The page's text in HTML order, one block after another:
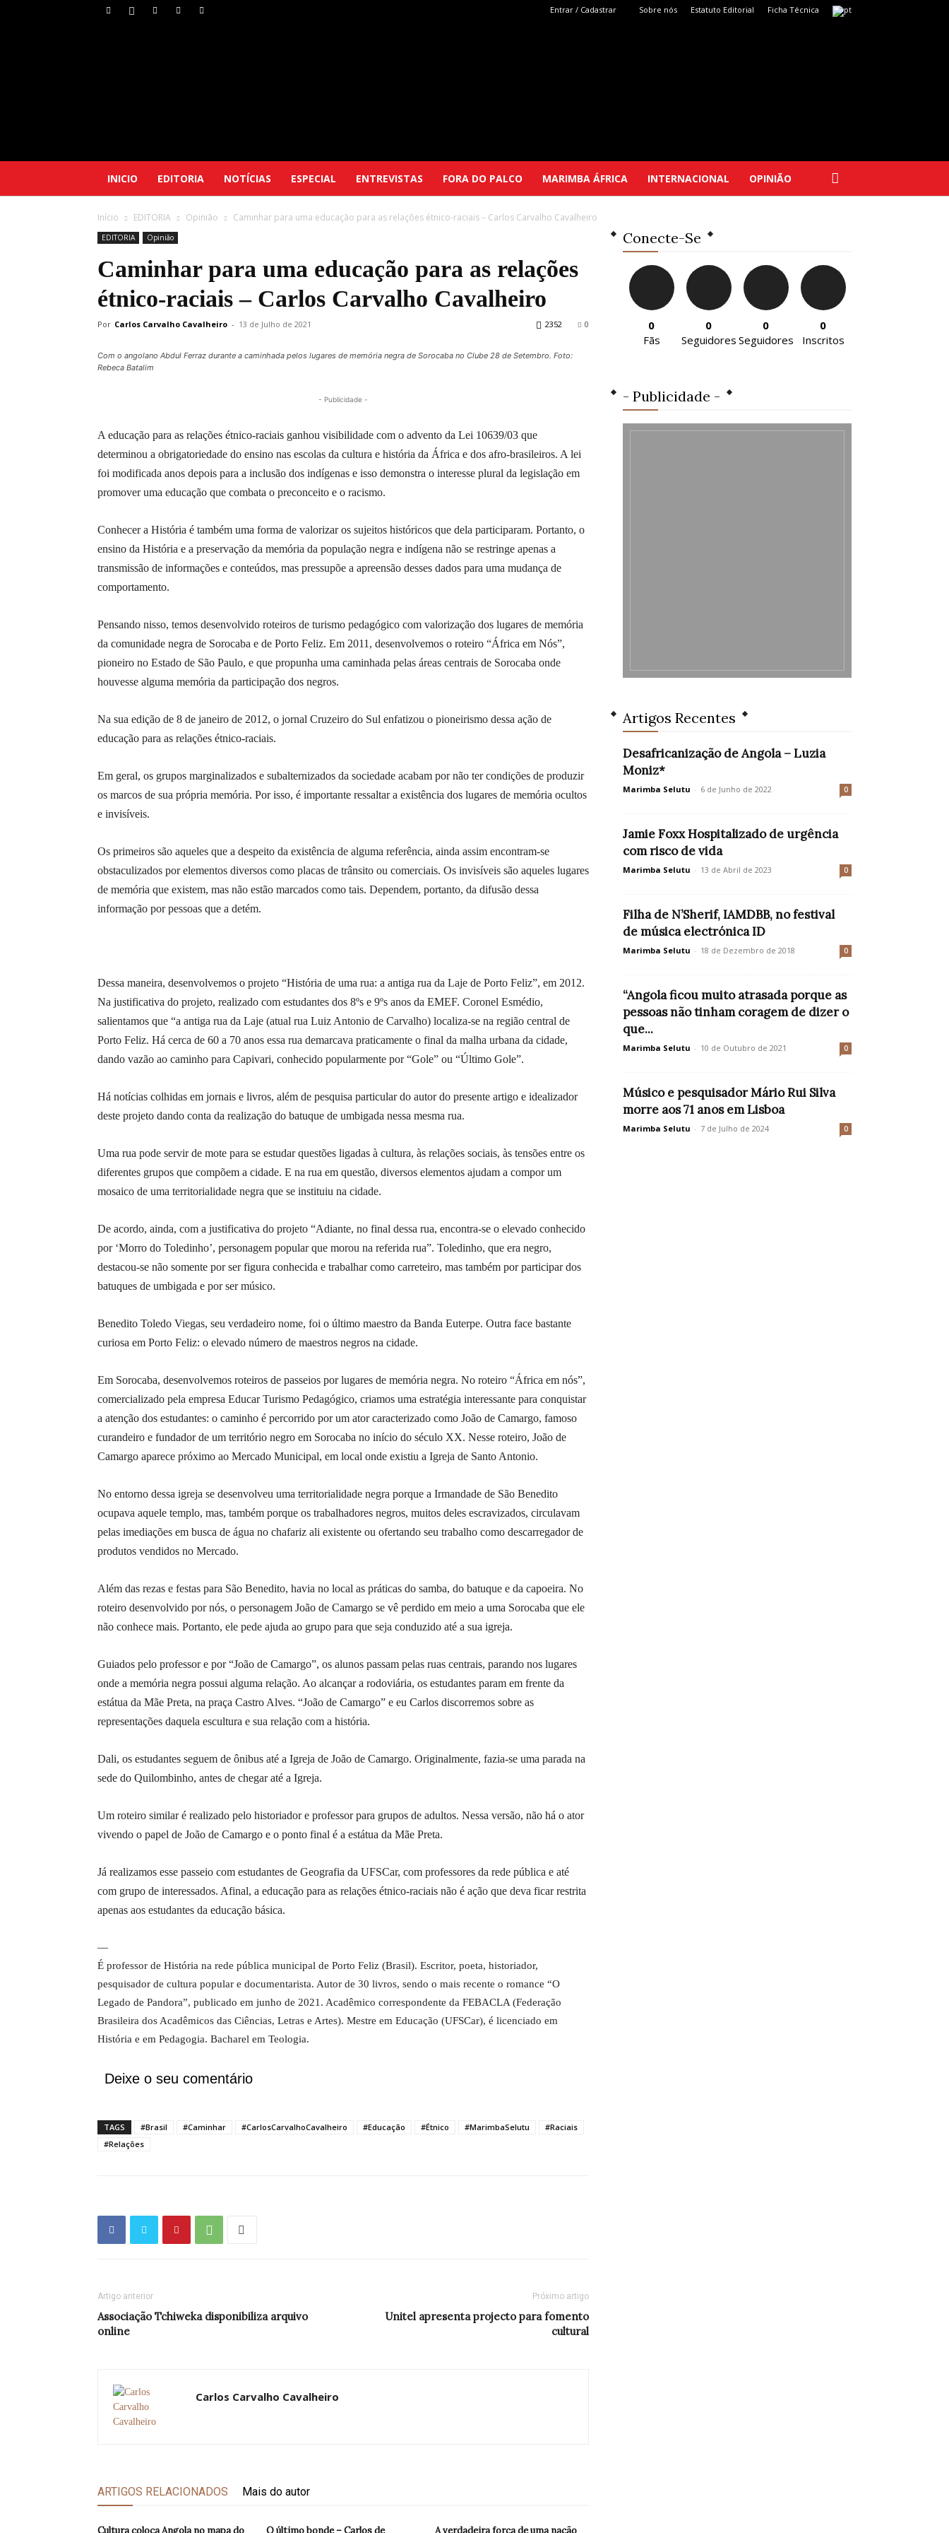
Entrar / Cadastrar Sobre nós Estatuto Editorial Ficha Técnica
INICIO EDITORIA NOTÍCIAS ESPECIAL ENTREVISTAS FORA DO PALCO MARIMBA ÁFRICA INTERNACIONAL OPINIÃO
Início EDITORIA Opinião Caminhar para uma educação para as relações étnico-raciais – Carlos Carvalho Cavalheiro
EDITORIA Opinião
Caminhar para uma educação para as relações
étnico-raciais – Carlos Carvalho Cavalheiro
Por Carlos Carvalho Cavalheiro - 13 de Julho de 2021 0
2352
Com o angolano Abdul Ferraz durante a caminhada pelos lugares de memória negra de Sorocaba no Clube 28 de Setembro. Foto:
Rebeca Batalim
- Publicidade -
A educação para as relações étnico-raciais ganhou visibilidade com o advento da Lei 10639/03 que
determinou a obrigatoriedade do ensino nas escolas da cultura e história da África e dos afro-brasileiros. A lei
foi modificada anos depois para a inclusão dos indígenas e isso demonstra o interesse plural da legislação em
promover uma educação que combata o preconceito e o racismo.
Conhecer a História é também uma forma de valorizar os sujeitos históricos que dela participaram. Portanto, o
ensino da História e a preservação da memória da população negra e indígena não se restringe apenas a
transmissão de informações e conteúdos, mas pressupõe a apreensão desses dados para uma mudança de
comportamento.
Pensando nisso, temos desenvolvido roteiros de turismo pedagógico com valorização dos lugares de memória
da comunidade negra de Sorocaba e de Porto Feliz. Em 2011, desenvolvemos o roteiro “África em Nós”,
pioneiro no Estado de São Paulo, e que propunha uma caminhada pelas áreas centrais de Sorocaba onde
houvesse alguma memória da participação dos negros.
Na sua edição de 8 de janeiro de 2012, o jornal Cruzeiro do Sul enfatizou o pioneirismo dessa ação de
educação para as relações étnico-raciais.
Em geral, os grupos marginalizados e subalternizados da sociedade acabam por não ter condições de produzir
os marcos de sua própria memória. Por isso, é importante ressaltar a existência dos lugares de memória ocultos
e invisíveis.
Os primeiros são aqueles que a despeito da existência de alguma referência, ainda assim encontram-se
obstaculizados por elementos diversos como placas de trânsito ou comerciais. Os invisíveis são aqueles lugares
de memória que existem, mas não estão marcados como tais. Dependem, portanto, da difusão dessa
informação por pessoas que a detém.
Dessa maneira, desenvolvemos o projeto “História de uma rua: a antiga rua da Laje de Porto Feliz”, em 2012.
Na justificativa do projeto, realizado com estudantes dos 8ºs e 9ºs anos da EMEF. Coronel Esmédio,
salientamos que “a antiga rua da Laje (atual rua Luiz Antonio de Carvalho) localiza-se na região central de
Porto Feliz. Há cerca de 60 a 70 anos essa rua demarcava praticamente o final da malha urbana da cidade,
dando vazão ao caminho para Capivari, conhecido popularmente por “Gole” ou “Último Gole”.
Há notícias colhidas em jornais e livros, além de pesquisa particular do autor do presente artigo e idealizador
deste projeto dando conta da realização do batuque de umbigada nessa mesma rua.
Uma rua pode servir de mote para se estudar questões ligadas à cultura, às relações sociais, às tensões entre os
diferentes grupos que compõem a cidade. E na rua em questão, diversos elementos ajudam a compor um
mosaico de uma territorialidade negra que se instituiu na cidade.
De acordo, ainda, com a justificativa do projeto “Adiante, no final dessa rua, encontra-se o elevado conhecido
por ‘Morro do Toledinho’, personagem popular que morou na referida rua”. Toledinho, que era negro,
destacou-se não somente por ser figura conhecida e trabalhar como carreteiro, mas também por participar dos
batuques de umbigada e por ser músico.
Benedito Toledo Viegas, seu verdadeiro nome, foi o último maestro da Banda Euterpe. Outra face bastante
curiosa em Porto Feliz: o elevado número de maestros negros na cidade.
Em Sorocaba, desenvolvemos roteiros de passeios por lugares de memória negra. No roteiro “África em nós”,
comercializado pela empresa Educar Turismo Pedagógico, criamos uma estratégia interessante para conquistar
a atenção dos estudantes: o caminho é percorrido por um ator caracterizado como João de Camargo, famoso
curandeiro e fundador de um território negro em Sorocaba no início do século XX. Nesse roteiro, João de
Camargo aparece próximo ao Mercado Municipal, em local onde existiu a Igreja de Santo Antonio.
No entorno dessa igreja se desenvolveu uma territorialidade negra porque a Irmandade de São Benedito
ocupava aquele templo, mas, também porque os trabalhadores negros, muitos deles escravizados, circulavam
pelas imediações em busca de água no chafariz ali existente ou ofertando seu trabalho como descarregador de
produtos vendidos no Mercado.
Além das rezas e festas para São Benedito, havia no local as práticas do samba, do batuque e da capoeira. No
roteiro desenvolvido por nós, o personagem João de Camargo se vê perdido em meio a uma Sorocaba que ele
não conhece mais. Portanto, ele pede ajuda ao grupo para que seja conduzido até a sua igreja.
Guiados pelo professor e por “João de Camargo”, os alunos passam pelas ruas centrais, parando nos lugares
onde a memória negra possui alguma relação. Ao alcançar a rodoviária, os estudantes param em frente da
estátua da Mãe Preta, na praça Castro Alves. “João de Camargo” e eu Carlos discorremos sobre as
representações daquela escultura e sua relação com a história.
Dali, os estudantes seguem de ônibus até a Igreja de João de Camargo. Originalmente, fazia-se uma parada na
sede do Quilombinho, antes de chegar até a Igreja.
Um roteiro similar é realizado pelo historiador e professor para grupos de adultos. Nessa versão, não há o ator
vivendo o papel de João de Camargo e o ponto final é a estátua da Mãe Preta.
Já realizamos esse passeio com estudantes de Geografia da UFSCar, com professores da rede pública e até
com grupo de interessados. Afinal, a educação para as relações étnico-raciais não é ação que deva ficar restrita
apenas aos estudantes da educação básica.
—
É professor de História na rede pública municipal de Porto Feliz (Brasil). Escritor, poeta, historiador,
pesquisador de cultura popular e documentarista. Autor de 30 livros, sendo o mais recente o romance “O
Legado de Pandora”, publicado em junho de 2021. Acadêmico correspondente da FEBACLA (Federação
Brasileira dos Acadêmicos das Ciências, Letras e Artes). Mestre em Educação (UFSCar), é licenciado em
História e em Pedagogia. Bacharel em Teologia.
Deixe o seu comentário
TAGS #Brasil #Caminhar #CarlosCarvalhoCavalheiro #Educação #Étnico #MarimbaSelutu
#Raciais
#Relações
Artigo anterior
Associação Tchiweka disponibiliza arquivo
online
Próximo artigo
Unitel apresenta projecto para fomento
cultural
Carlos Carvalho Cavalheiro
ARTIGOS RELACIONADOS Mais do autor
Cultura coloca Angola no mapa do O último bonde – Carlos de A verdadeira força de uma nação
Conecte-Se
0
Fãs
0
Seguidores
0
Seguidores
0
Inscritos
- Publicidade -
Artigos Recentes
Desafricanização de Angola – Luzia
Moniz*
Marimba Selutu - 6 de Junho de 2022 0
Jamie Foxx Hospitalizado de urgência
com risco de vida
Marimba Selutu - 13 de Abril de 2023 0
Filha de N’Sherif, IAMDBB, no festival
de música electrónica ID
Marimba Selutu - 18 de Dezembro de 2018 0
“Angola ficou muito atrasada porque as
pessoas não tinham coragem de dizer o
que...
Marimba Selutu - 10 de Outubro de 2021 0
Músico e pesquisador Mário Rui Silva
morre aos 71 anos em Lisboa
Marimba Selutu - 7 de Julho de 2024 0